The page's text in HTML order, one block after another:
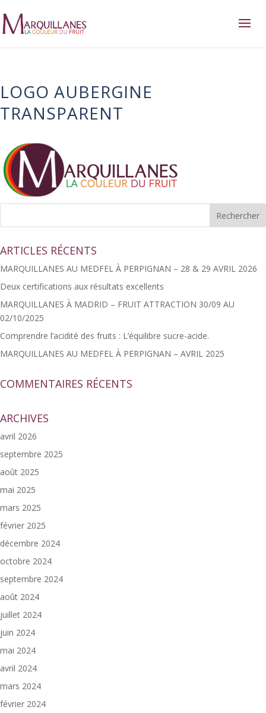
LOGO AUBERGINE
TRANSPARENT
ARTICLES RÉCENTS
MARQUILLANES AU MEDFEL À PERPIGNAN – 28 & 29 AVRIL 2026
Deux certifications aux résultats excellents
MARQUILLANES À MADRID – FRUIT ATTRACTION 30/09 AU
02/10/2025
Comprendre l’acidité des fruits : L’équilibre sucre-acide.
MARQUILLANES AU MEDFEL À PERPIGNAN – AVRIL 2025
COMMENTAIRES RÉCENTS
ARCHIVES
avril 2026
septembre 2025
août 2025
mai 2025
mars 2025
février 2025
décembre 2024
octobre 2024
septembre 2024
août 2024
juillet 2024
juin 2024
mai 2024
avril 2024
mars 2024
février 2024